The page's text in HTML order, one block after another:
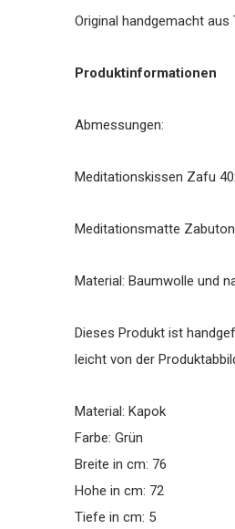
Original handgemacht aus
Produktinformationen
Abmessungen:
Meditationskissen Zafu
Meditationsmatte
Material: Baumwolle und
Dieses Produkt ist
leicht von der
Material: Kapok
Farbe: Grün
Breite in cm: 76
Hohe in cm: 72
Tiefe in cm: 5